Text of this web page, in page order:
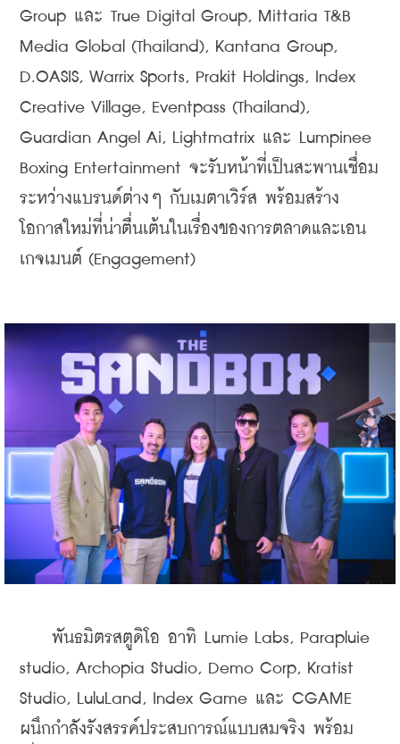
Group และ True Digital Group, Mittaria T&B
Media Global (Thailand), Kantana Group,
D.OASIS, Warrix Sports, Prakit Holdings, Index
Creative Village, Eventpass (Thailand),
Guardian Angel Ai, Lightmatrix และ Lumpinee
Boxing Entertainment จะรับหน้าที่เป็นสะพานเชื่อม
ระหว่างแบรนด์ต่างๆ กับเมตาเวิร์ส พร้อมสร้าง
โอกาสใหม่ที่น่าตื่นเต้นในเรื่องของการตลาดและเอน
เกจเมนต์ (Engagement)
พันธมิตรสตูดิโอ อาทิ Lumie Labs, Parapluie
studio, Archopia Studio, Demo Corp, Kratist
Studio, LuluLand, Index Game และ CGAME
ผนึกกำลังรังสรรค์ประสบการณ์แบบสมจริง พร้อม